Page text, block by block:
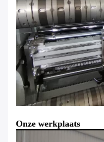
Onze werkplaats